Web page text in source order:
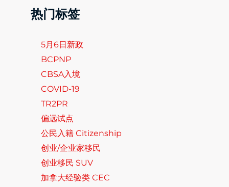
热门标签
5月6日新政
BCPNP
CBSA入境
COVID-19
TR2PR
偏远试点
公民入籍 Citizenship
创业/企业家移民
创业移民 SUV
加拿大经验类 CEC